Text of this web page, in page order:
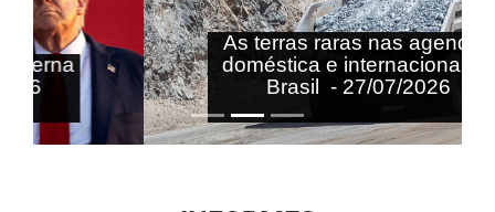
As terras raras nas agendas
doméstica e internacional do
Brasil - 27/07/2026